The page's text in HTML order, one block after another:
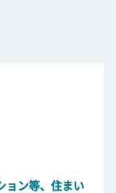
ョン等、住まい